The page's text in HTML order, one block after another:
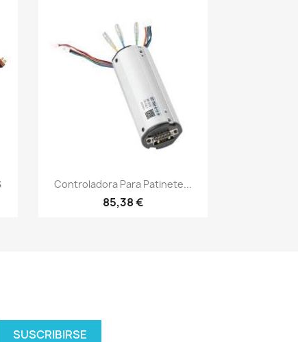
Vista rápida
Controladora Para Patinete...
85,38 €